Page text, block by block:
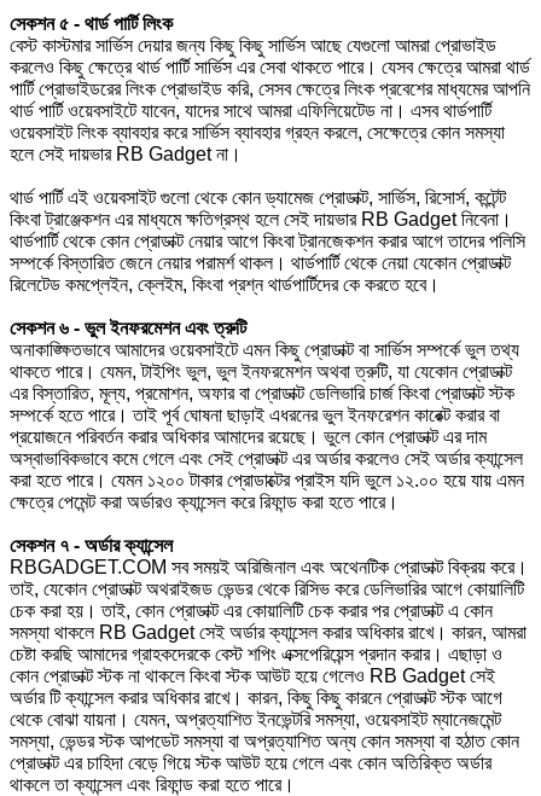
সেকশন ৫ - থার্ড পার্টি লিংক
বেস্ট কাস্টমার সার্ভিস দেয়ার জন্য কিছু কিছু সার্ভিস আছে যেগুলো আমরা প্রোভাইড
করলেও কিছু ক্ষেত্রে থার্ড পার্টি সার্ভিস এর সেবা থাকতে পারে। যেসব ক্ষেত্রে আমরা থার্ড
পার্টি প্রোভাইডরের লিংক প্রোভাইড করি, সেসব ক্ষেত্রে লিংক প্রবেশের মাধ্যমের আপনি
থার্ড পার্টি ওয়েবসাইটে যাবেন, যাদের সাথে আমরা এফিলিয়েটেড না। এসব থার্ডপার্টি
ওয়েবসাইট লিংক ব্যাবহার করে সার্ভিস ব্যাবহার গ্রহন করলে, সেক্ষেত্রে কোন সমস্যা
হলে সেই দায়ভার RB Gadget না।
থার্ড পার্টি এই ওয়েবসাইট গুলো থেকে কোন ড্যামেজ প্রোডাক্ট, সার্ভিস, রিসোর্স, কন্টেন্ট
কিংবা ট্রাঞ্জেকশন এর মাধ্যমে ক্ষতিগ্রস্থ হলে সেই দায়ভার RB Gadget নিবেনা।
থার্ডপার্টি থেকে কোন প্রোডাক্ট নেয়ার আগে কিংবা ট্রানজেকশন করার আগে তাদের পলিসি
সম্পর্কে বিস্তারিত জেনে নেয়ার পরামর্শ থাকল। থার্ডপার্টি থেকে নেয়া যেকোন প্রোডাক্ট
রিলেটেড কমপ্লেইন, ক্লেইম, কিংবা প্রশ্ন থার্ডপার্টিদের কে করতে হবে।
সেকশন ৬ - ভুল ইনফরমেশন এবং ত্রুটি
অনাকাঙ্ক্ষিতভাবে আমাদের ওয়েবসাইটে এমন কিছু প্রোডাক্ট বা সার্ভিস সম্পর্কে ভুল তথ্য
থাকতে পারে। যেমন, টাইপিং ভুল, ভুল ইনফরমেশন অথবা ত্রুটি, যা যেকোন প্রোডাক্ট
এর বিস্তারিত, মূল্য, প্রমোশন, অফার বা প্রোডাক্ট ডেলিভারি চার্জ কিংবা প্রোডাক্ট স্টক
সম্পর্কে হতে পারে। তাই পূর্ব ঘোষনা ছাড়াই এধরনের ভুল ইনফরেশন কারেক্ট করার বা
প্রয়োজনে পরিবর্তন করার অধিকার আমাদের রয়েছে। ভুলে কোন প্রোডাক্ট এর দাম
অস্বাভাবিকভাবে কমে গেলে এবং সেই প্রোডাক্ট এর অর্ডার করলেও সেই অর্ডার ক্যান্সেল
করা হতে পারে। যেমন ১২০০ টাকার প্রোডাক্টের প্রাইস যদি ভুলে ১২.০০ হয়ে যায় এমন
ক্ষেত্রে পেমেন্ট করা অর্ডারও ক্যান্সেল করে রিফান্ড করা হতে পারে।
সেকশন ৭ - অর্ডার ক্যান্সেল
RBGADGET.COM সব সময়ই অরিজিনাল এবং অথেনটিক প্রোডাক্ট বিক্রয় করে।
তাই, যেকোন প্রোডাক্ট অথরাইজড ভেন্ডর থেকে রিসিভ করে ডেলিভারির আগে কোয়ালিটি
চেক করা হয়। তাই, কোন প্রোডাক্ট এর কোয়ালিটি চেক করার পর প্রোডাক্ট এ কোন
সমস্যা থাকলে RB Gadget সেই অর্ডার ক্যান্সেল করার অধিকার রাখে। কারন, আমরা
চেষ্টা করছি আমাদের গ্রাহকদেরকে বেস্ট শপিং এক্সপেরিয়েন্স প্রদান করার। এছাড়া ও
কোন প্রোডাক্ট স্টক না থাকলে কিংবা স্টক আউট হয়ে গেলেও RB Gadget সেই
অর্ডার টি ক্যান্সেল করার অধিকার রাখে। কারন, কিছু কিছু কারনে প্রোডাক্ট স্টক আগে
থেকে বোঝা যায়না। যেমন, অপ্রত্যাশিত ইনভেন্টরি সমস্যা, ওয়েবসাইট ম্যানেজমেন্ট
সমস্যা, ভেন্ডর স্টক আপডেট সমস্যা বা অপ্রত্যাশিত অন্য কোন সমস্যা বা হঠাত কোন
প্রোডাক্ট এর চাহিদা বেড়ে গিয়ে স্টক আউট হয়ে গেলে এবং কোন অতিরিক্ত অর্ডার
থাকলে তা ক্যান্সেল এবং রিফান্ড করা হতে পারে।